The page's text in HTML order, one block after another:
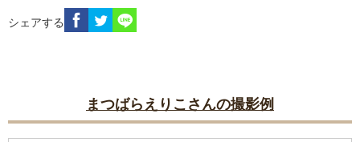
シェアする
まつばらえりこさんの撮影例